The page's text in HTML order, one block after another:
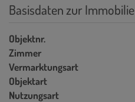
Basisdaten zur Immobilie
Objektnr.
Zimmer
Vermarktungsart
Objektart
Nutzungsart